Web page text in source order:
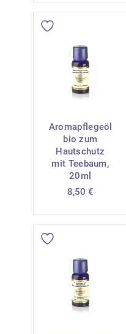
Aromapflegeöl
bio zum
Hautschutz
mit Teebaum,
20ml
8,50 €